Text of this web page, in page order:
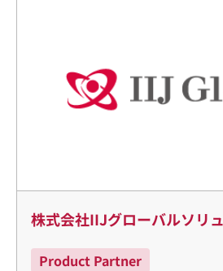
株式会社IIJグローバルソリ
Product Partner